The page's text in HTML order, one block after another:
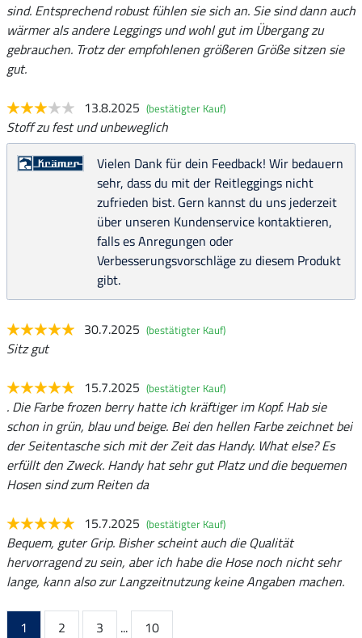
sind. Entsprechend robust fühlen sie sich an. Sie sind dann auch
wärmer als andere Leggings und wohl gut im Übergang zu
gebrauchen. Trotz der empfohlenen größeren Größe sitzen sie
gut.
13.8.2025 (bestätigter Kauf)
Stoff zu fest und unbeweglich
Vielen Dank für dein Feedback! Wir bedauern
sehr, dass du mit der Reitleggings nicht
zufrieden bist. Gern kannst du uns jederzeit
über unseren Kundenservice kontaktieren,
falls es Anregungen oder
Verbesserungsvorschläge zu diesem Produkt
gibt.
30.7.2025 (bestätigter Kauf)
Sitz gut
15.7.2025 (bestätigter Kauf)
. Die Farbe frozen berry hatte ich kräftiger im Kopf. Hab sie
schon in grün, blau und beige. Bei den hellen Farbe zeichnet bei
der Seitentasche sich mit der Zeit das Handy. What else? Es
erfüllt den Zweck. Handy hat sehr gut Platz und die bequemen
Hosen sind zum Reiten da
15.7.2025 (bestätigter Kauf)
Bequem, guter Grip. Bisher scheint auch die Qualität
hervorragend zu sein, aber ich habe die Hose noch nicht sehr
lange, kann also zur Langzeitnutzung keine Angaben machen.
1 2 3 ...
10